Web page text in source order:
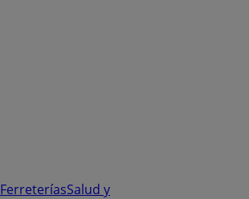
FerreteríasSalud y